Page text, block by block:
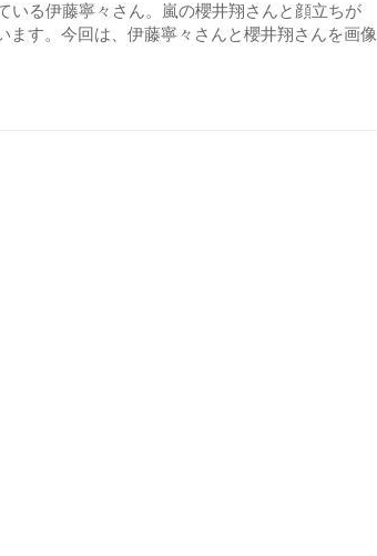
いる伊藤寧々さん。嵐の櫻井翔さんと顔立ちが
す。今回は、伊藤寧々さんと櫻井翔さんを画像